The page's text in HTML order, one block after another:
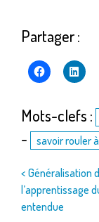
Partager :
Mots-clefs :
- savoir rouler
Navigation
de
< Généralisation
l’apprentissage
entendue